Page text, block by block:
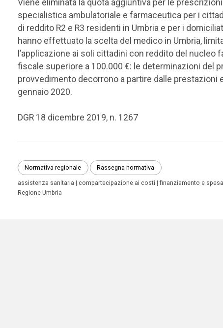
Viene eliminata la quota aggiuntiva per le
specialistica ambulatoriale e farmaceutica per i
di reddito R2 e R3 residenti in Umbria e per i
hanno effettuato la scelta del medico in Umbria,
l’applicazione ai soli cittadini con reddito del nucleo
fiscale superiore a 100.000 €: le determinazioni del
provvedimento decorrono a partire dalle prestazioni
gennaio 2020.
DGR 18 dicembre 2019, n. 1267
Normativa regionale Rassegna normativa
assistenza sanitaria compartecipazione ai costi
finanziamento e spesa
Regione Umbria